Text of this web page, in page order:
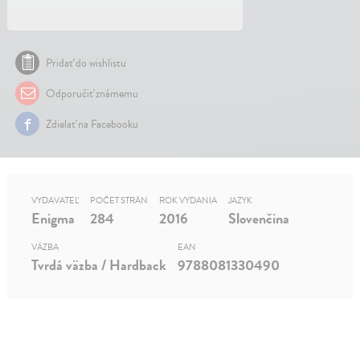
Pridať do wishlistu
Odporučiť známemu
Zdielať na Facebooku
VYDAVATEĽ
Enigma
POČET STRÁN
284
ROK VYDANIA
2016
JAZYK
Slovenčina
VÄZBA
Tvrdá väzba / Hardback
EAN
9788081330490